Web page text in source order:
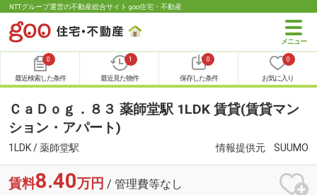
NTTグループ運営の不動産総合サイト goo住宅・不動産
0
最近検索した条件
1
最近見た物件
0
保存した条件
0
お気に入り
ＣａＤｏｇ．８３ 薬師堂駅 1LDK 賃貸(賃貸マン
ション・アパート)
1LDK / 薬師堂駅 情報提供元 SUUMO
賃料8.40万円 / 管理費等なし